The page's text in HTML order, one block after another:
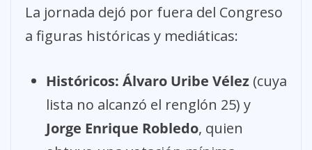
La jornada dejó por fuera del Congreso
a figuras históricas y mediáticas:
Históricos: Álvaro Uribe Vélez (cuya
lista no alcanzó el renglón 25) y
Jorge Enrique Robledo, quien